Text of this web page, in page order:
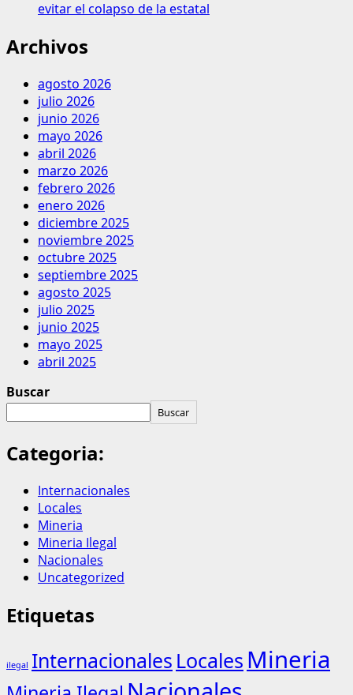
evitar el colapso de la estatal
Archivos
agosto 2026
julio 2026
junio 2026
mayo 2026
abril 2026
marzo 2026
febrero 2026
enero 2026
diciembre 2025
noviembre 2025
octubre 2025
septiembre 2025
agosto 2025
julio 2025
junio 2025
mayo 2025
abril 2025
Buscar
Buscar
Categoria:
Internacionales
Locales
Mineria
Mineria Ilegal
Nacionales
Uncategorized
Etiquetas
ilegal Internacionales Locales Mineria